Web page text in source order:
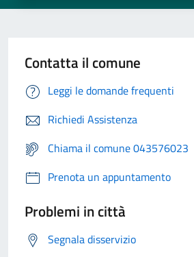
Contatta il comune
Leggi le domande frequenti
Richiedi Assistenza
Chiama il comune 043576023
Prenota un appuntamento
Problemi in città
Segnala disservizio